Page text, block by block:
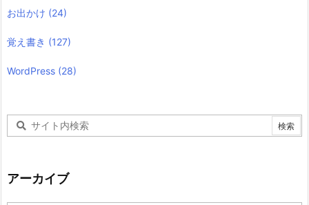
お出かけ (24)
覚え書き (127)
WordPress (28)
アーカイブ